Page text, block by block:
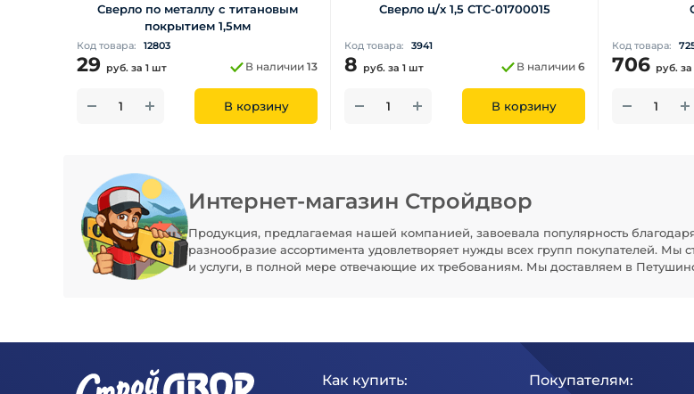
Сверло по металлу с титановым
покрытием 1,5мм
Код товара: 12803
29 руб. за 1 шт В наличии 13
В корзину
Сверло ц/х 1,5 СTC-01700015
Код товара: 3941
8 руб. за 1 шт В наличии 6
В корзину
Код товара:
706 руб.
Интернет-магазин Стройдвор
Продукция, предлагаемая нашей компанией, завоевала популярность
разнообразие ассортимента удовлетворяет нужды всех групп покупателей.
и услуги, в полной мере отвечающие их требованиям. Мы доставляем в
Как купить: Покупателям: